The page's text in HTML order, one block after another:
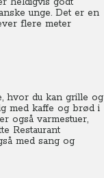
unge. Det er en
flere meter
hvor du kan grille og
med kaffe og brød i
også varmestuer,
Restaurant
med sang og